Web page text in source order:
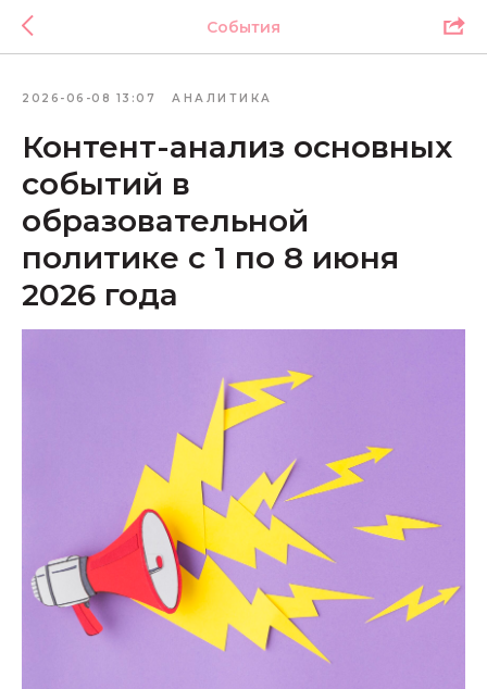
События
2026-06-08 13:07 АНАЛИТИКА
Контент-анализ основных
событий в
образовательной
политике с 1 по 8 июня
2026 года